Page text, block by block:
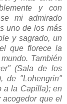
y con
mi admirado
uno de los más
y sagrado, un
que florece la
También
(Sala de los
de "Lohengrin"
a la Capilla); en
acogedor que el